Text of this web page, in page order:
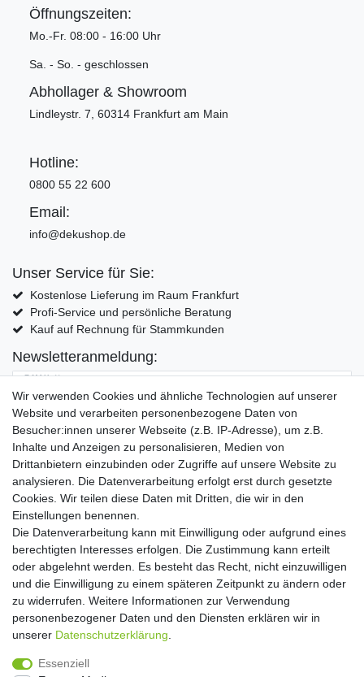
Öffnungszeiten:
Mo.-Fr. 08:00 - 16:00 Uhr
Sa. - So. - geschlossen
Abhollager & Showroom
Lindleystr. 7, 60314 Frankfurt am Main
Hotline:
0800 55 22 600
Email:
info@dekushop.de
Unser Service für Sie:
Kostenlose Lieferung im Raum Frankfurt
Profi-Service und persönliche Beratung
Kauf auf Rechnung für Stammkunden
Newsletteranmeldung:
E-MAIL **
Hiermit bestätige ich, dass ich die Daten­schutz­erklärung
Einwilligung kann ich jederzeit widerrufen.**
Abonnieren
** Hierbei handelt es sich um ein Pflichtfeld.
Widerrufs­recht Widerrufs­formular Impressum
Daten­schutz­erklärung AGB Kontakt
Wir verwenden Cookies und ähnliche Technologien auf unserer
Website und verarbeiten personenbezogene Daten von
Besucher:innen unserer Webseite (z.B. IP-Adresse), um z.B.
Inhalte und Anzeigen zu personalisieren, Medien von
Drittanbietern einzubinden oder Zugriffe auf unsere Website zu
analysieren. Die Datenverarbeitung erfolgt erst durch gesetzte
Cookies. Wir teilen diese Daten mit Dritten, die wir in den
Einstellungen benennen.
Die Datenverarbeitung kann mit Einwilligung oder aufgrund eines
berechtigten Interesses erfolgen. Die Zustimmung kann erteilt
oder abgelehnt werden. Es besteht das Recht, nicht einzuwilligen
und die Einwilligung zu einem späteren Zeitpunkt zu ändern oder
zu widerrufen. Weitere Informationen zur Verwendung
personenbezogener Daten und den Diensten erklären wir in
unserer Daten­schutz­erklärung
Essenziell
Copyright 2016 | Dekushop.de | Alle Rechte vorbehalten. |
Angebote gelten nur für Industrie, Handel, Handwerk und